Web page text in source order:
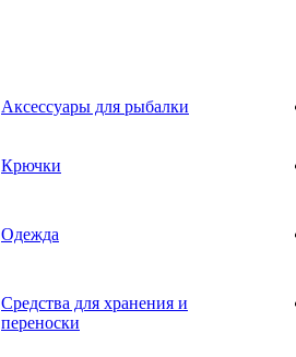
Аксессуары для рыбалки
Крючки
Одежда
Средства для хранения и
переноски